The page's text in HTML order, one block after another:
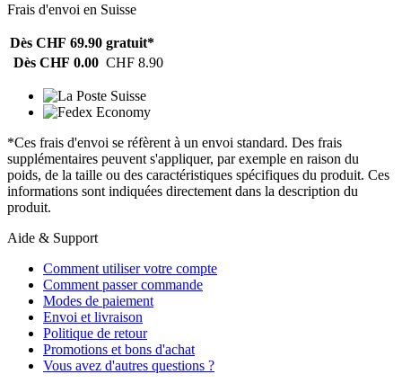
Frais d'envoi en Suisse
Dès CHF 69.90 gratuit*
Dès CHF 0.00 CHF 8.90
*Ces frais d'envoi se réfèrent à un envoi standard. Des frais
supplémentaires peuvent s'appliquer, par exemple en raison du
poids, de la taille ou des caractéristiques spécifiques du produit. Ces
informations sont indiquées directement dans la description du
produit.
Aide & Support
Comment utiliser votre compte
Comment passer commande
Modes de paiement
Envoi et livraison
Politique de retour
Promotions et bons d'achat
Vous avez d'autres questions ?